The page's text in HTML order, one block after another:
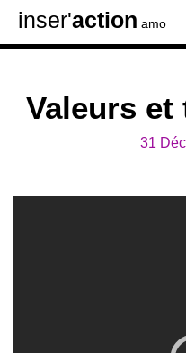
inser'action amo
Valeurs
31